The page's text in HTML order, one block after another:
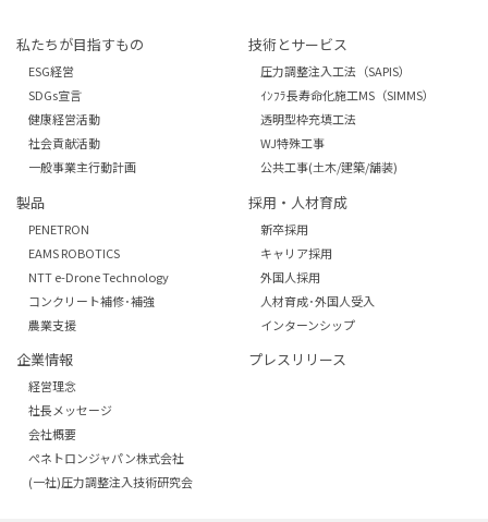
私たちが目指すもの
ESG経営
SDGs宣言
健康経営活動
社会貢献活動
一般事業主行動計画
技術とサービス
圧力調整注入工法（SAPIS）
ｲﾝﾌﾗ長寿命化施工MS（SIMMS）
透明型枠充填工法
WJ特殊工事
公共工事(土木/建築/舗装)
製品
PENETRON
EAMS ROBOTICS
NTT e-Drone Technology
コンクリート補修･補強
農業支援
採用・人材育成
新卒採用
キャリア採用
外国人採用
人材育成･外国人受入
インターンシップ
企業情報
経営理念
社長メッセージ
会社概要
ぺネトロンジャパン株式会社
(一社)圧力調整注入技術研究会
プレスリリース